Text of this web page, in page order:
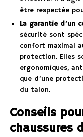
être respectée
La garantie d’un
sécurité sont
confort maximal
protection. Elles
ergonomiques,
que d’une
du talon.
Conseils
chaussures